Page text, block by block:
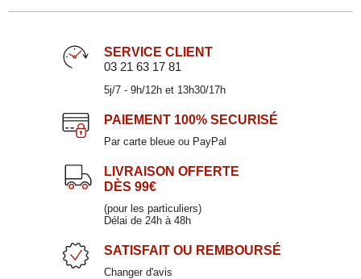
Gobelet haut noir argent 45cl
Vase en verre 25cm
TRAVIATA
47,50 €
NEW !
SERVICE CLIENT
03 21 63 17 81
5j/7 - 9h/12h et 13h30/17h
PAIEMENT 100% SECURISÉ
Par carte bleue ou PayPal
LIVRAISON OFFERTE
DÈS 99€
(pour les particuliers)
Délai de 24h à 48h
SATISFAIT OU REMBOURSÉ
Changer d'avis